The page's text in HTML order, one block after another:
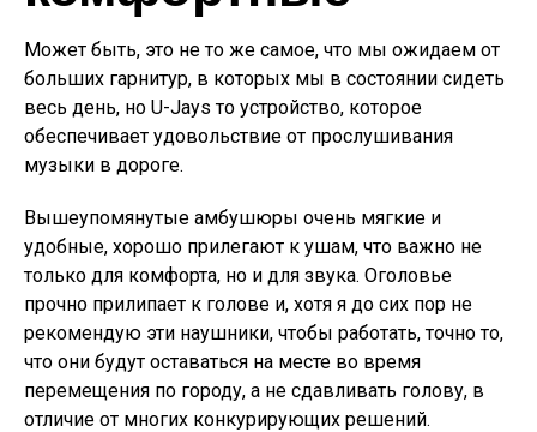
Может быть, это не то же самое, что мы ожидаем от
больших гарнитур, в которых мы в состоянии сидеть
весь день, но U-Jays то устройство, которое
обеспечивает удовольствие от прослушивания
музыки в дороге.
Вышеупомянутые амбушюры очень мягкие и
удобные, хорошо прилегают к ушам, что важно не
только для комфорта, но и для звука. Оголовье
прочно прилипает к голове и, хотя я до сих пор не
рекомендую эти наушники, чтобы работать, точно то,
что они будут оставаться на месте во время
перемещения по городу, а не сдавливать голову, в
отличие от многих конкурирующих решений.